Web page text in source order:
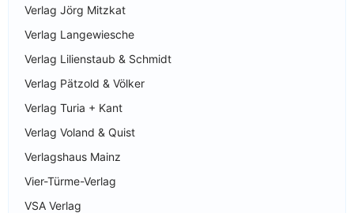
Verlag Jörg Mitzkat
Verlag Langewiesche
Verlag Lilienstaub & Schmidt
Verlag Pätzold & Völker
Verlag Turia + Kant
Verlag Voland & Quist
Verlagshaus Mainz
Vier-Türme-Verlag
VSA Verlag